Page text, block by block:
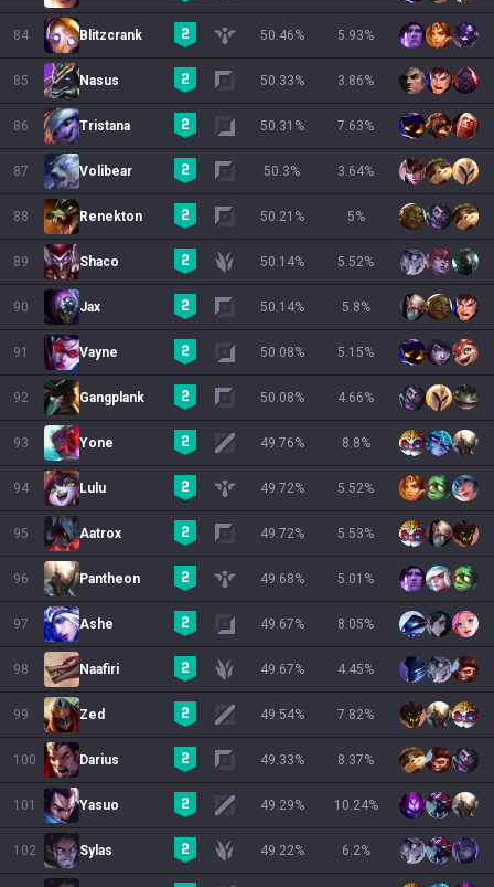
84 Blitzcrank 50.46% 5.93%
85 Nasus 50.33% 3.86%
86 Tristana 50.31 % 7.63%
87 Volibear 50.3% 3.64%
88 Renekton 50.21 % 5%
89 Shaco 50.14% 5.52%
90 Jax 50.14% 5.8%
91 Vayne 50.08% 5.15%
92 Gangplank 50.08% 4.66%
93 Yone 49.76% 8.8%
94 Lulu 49.72% 5.52%
95 Aatrox 49.72% 5.53%
96 Pantheon 49.68% 5.01 %
97 Ashe 49.67% 8.05%
98 Naafiri 49.67% 4.45%
99 Zed 49.54% 7.82%
100 Darius 49.33% 8.37%
101 Yasuo 49.29% 10.24%
102 Sylas 49.22% 6.2%